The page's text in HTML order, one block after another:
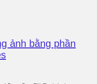
ảnh bằng phần